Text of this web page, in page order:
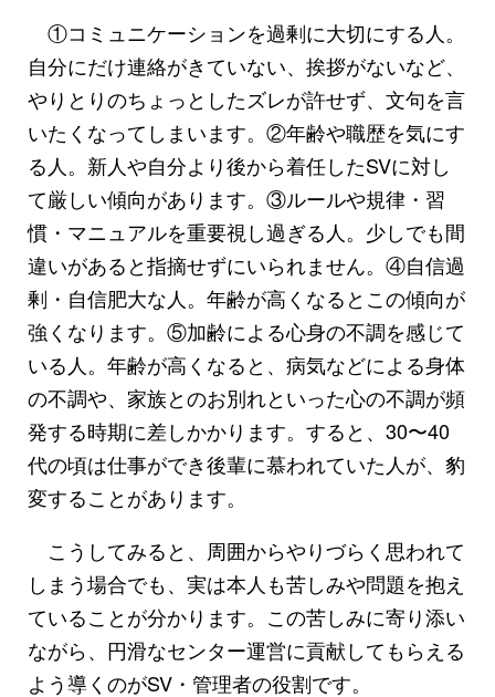
①コミュニケーションを過剰に大切にする人。
自分にだけ連絡がきていない、挨拶がないなど、
やりとりのちょっとしたズレが許せず、文句を言
いたくなってしまいます。②年齢や職歴を気にす
る人。新人や自分より後から着任したSVに対し
て厳しい傾向があります。③ルールや規律・習
慣・マニュアルを重要視し過ぎる人。少しでも間
違いがあると指摘せずにいられません。④自信過
剰・自信肥大な人。年齢が高くなるとこの傾向が
強くなります。⑤加齢による心身の不調を感じて
いる人。年齢が高くなると、病気などによる身体
の不調や、家族とのお別れといった心の不調が頻
発する時期に差しかかります。すると、30〜40
代の頃は仕事ができ後輩に慕われていた人が、豹
変することがあります。
こうしてみると、周囲からやりづらく思われて
しまう場合でも、実は本人も苦しみや問題を抱え
ていることが分かります。この苦しみに寄り添い
ながら、円滑なセンター運営に貢献してもらえる
よう導くのがSV・管理者の役割です。